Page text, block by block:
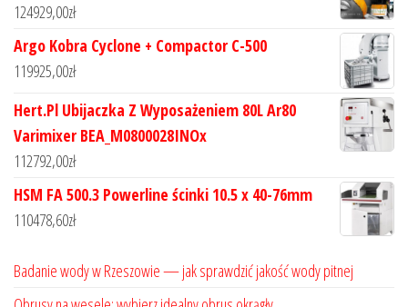
124929,00zł
Argo Kobra Cyclone + Compactor C-500
119925,00zł
Hert.Pl Ubijaczka Z Wyposażeniem 80L Ar80
Varimixer BEA_M0800028INOx
112792,00zł
HSM FA 500.3 Powerline ścinki 10.5 x 40-76mm
110478,60zł
Badanie wody w Rzeszowie — jak sprawdzić jakość wody pitnej